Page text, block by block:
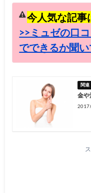
今人気な記事
>>ミュゼの口
でできるか聞い
金や